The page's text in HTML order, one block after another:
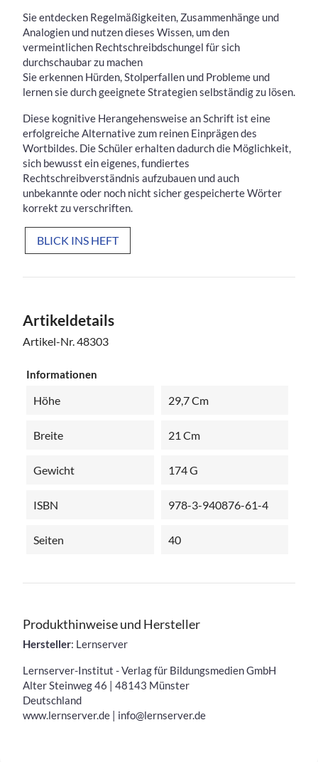
Sie entdecken Regelmäßigkeiten, Zusammenhänge und
Analogien und nutzen dieses Wissen, um den
vermeintlichen Rechtschreibdschungel für sich
durchschaubar zu machen
Sie erkennen Hürden, Stolperfallen und Probleme und
lernen sie durch geeignete Strategien selbständig zu lösen.
Diese kognitive Herangehensweise an Schrift ist eine
erfolgreiche Alternative zum reinen Einprägen des
Wortbildes. Die Schüler erhalten dadurch die Möglichkeit,
sich bewusst ein eigenes, fundiertes
Rechtschreibverständnis aufzubauen und auch
unbekannte oder noch nicht sicher gespeicherte Wörter
korrekt zu verschriften.
BLICK INS HEFT
Artikeldetails
Artikel-Nr.48303
Informationen
Höhe 29,7 Cm
Breite 21 Cm
Gewicht 174 G
ISBN 978-3-940876-61-4
Seiten 40
Produkthinweise und Hersteller
Hersteller: Lernserver
Lernserver-Institut - Verlag für Bildungsmedien GmbH
Alter Steinweg 46 | 48143 Münster
Deutschland
www.lernserver.de | info@lernserver.de